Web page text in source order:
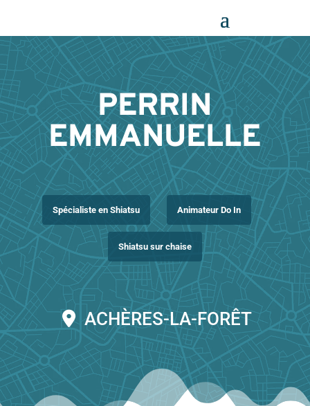
PERRIN
EMMANUELLE
Spécialiste en Shiatsu Animateur Do In
Shiatsu sur chaise
ACHÈRES-LA-FORÊT